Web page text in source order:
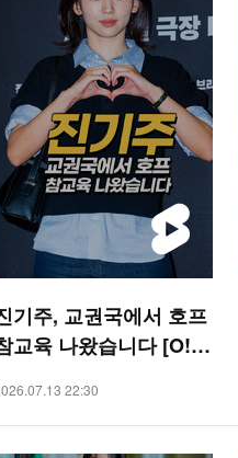
기주, 교권국에서 호프
교육 나왔습니다 [O! S
22:30